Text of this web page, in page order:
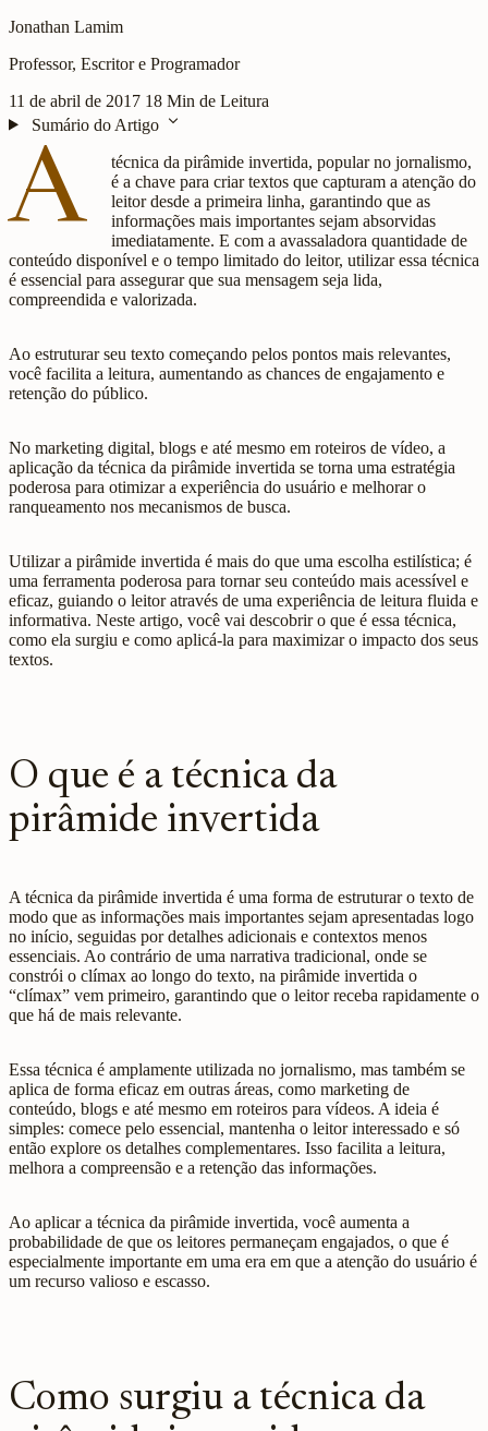
Jonathan Lamim
Professor, Escritor e Programador
11 de abril de 2017 18 Min de Leitura
Sumário do Artigo expand_more
A
técnica da pirâmide invertida, popular no jornalismo,
é a chave para criar textos que capturam a atenção do
leitor desde a primeira linha, garantindo que as
informações mais importantes sejam absorvidas
imediatamente. E com a avassaladora quantidade de
conteúdo disponível e o tempo limitado do leitor, utilizar essa técnica
é essencial para assegurar que sua mensagem seja lida,
compreendida e valorizada.
Ao estruturar seu texto começando pelos pontos mais relevantes,
você facilita a leitura, aumentando as chances de engajamento e
retenção do público.
No marketing digital, blogs e até mesmo em roteiros de vídeo, a
aplicação da técnica da pirâmide invertida se torna uma estratégia
poderosa para otimizar a experiência do usuário e melhorar o
ranqueamento nos mecanismos de busca.
Utilizar a pirâmide invertida é mais do que uma escolha estilística; é
uma ferramenta poderosa para tornar seu conteúdo mais acessível e
eficaz, guiando o leitor através de uma experiência de leitura fluida e
informativa. Neste artigo, você vai descobrir o que é essa técnica,
como ela surgiu e como aplicá-la para maximizar o impacto dos seus
textos.
O que é a técnica da
pirâmide invertida
A técnica da pirâmide invertida é uma forma de estruturar o texto de
modo que as informações mais importantes sejam apresentadas logo
no início, seguidas por detalhes adicionais e contextos menos
essenciais. Ao contrário de uma narrativa tradicional, onde se
constrói o clímax ao longo do texto, na pirâmide invertida o
“clímax” vem primeiro, garantindo que o leitor receba rapidamente o
que há de mais relevante.
Essa técnica é amplamente utilizada no jornalismo, mas também se
aplica de forma eficaz em outras áreas, como marketing de
conteúdo, blogs e até mesmo em roteiros para vídeos. A ideia é
simples: comece pelo essencial, mantenha o leitor interessado e só
então explore os detalhes complementares. Isso facilita a leitura,
melhora a compreensão e a retenção das informações.
Ao aplicar a técnica da pirâmide invertida, você aumenta a
probabilidade de que os leitores permaneçam engajados, o que é
especialmente importante em uma era em que a atenção do usuário é
um recurso valioso e escasso.
Como surgiu a técnica da